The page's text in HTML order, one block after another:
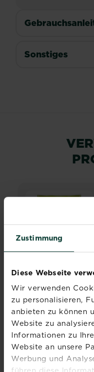
Zustimmung
Diese Webseite
Wir verwenden
zu personalisieren,
anbieten zu können
Website zu
Informationen zu
Website an unsere
Werbung und
Sonstiges
Sukkulenten,
Kakteen und Bonsai
5 L
Zur Händlersuche